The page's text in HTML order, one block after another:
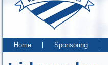
Home Sponsoring